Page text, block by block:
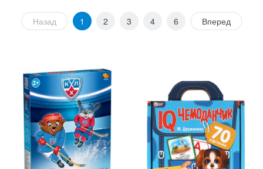
Назад 1 2 3 4 6 Вперед